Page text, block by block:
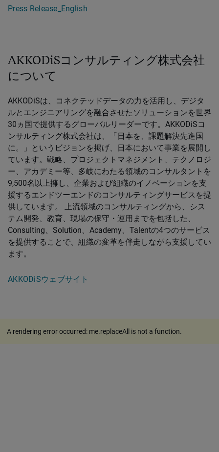
Press Release_English
AKKODiSコンサルティング株式会社
について
AKKODiSは、コネクテッドデータの力を活用し、デジタ
ルとエンジニアリングを融合させたソリューションを世界
30ヵ国で提供するグローバルリーダーです。AKKODiSコ
ンサルティング株式会社は、「日本を、課題解決先進国
に。」というビジョンを掲げ、日本において事業を展開し
ています。戦略、プロジェクトマネジメント、テクノロジ
ー、アカデミー等、多岐にわたる領域のコンサルタントを
9,500名以上擁し、企業および組織のイノベーションを支
援するエンドツーエンドのコンサルティングサービスを提
供しています。 上流領域のコンサルティングから、シス
テム開発、教育、現場の保守・運用までを包括した、
Consulting、Solution、Academy、Talentの4つのサービス
を提供することで、組織の変革を伴走しながら支援してい
ます。
AKKODiSウェブサイト
A rendering error occurred: me.replaceAll is not a function.